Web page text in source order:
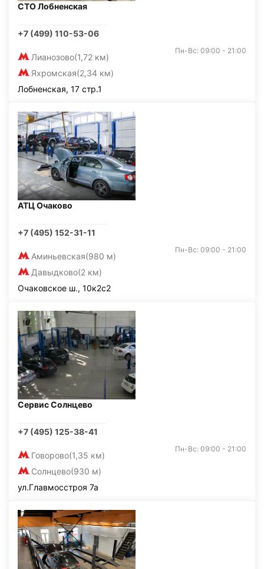
СТО Лобненская
+7 (499) 110-53-06
Лианозово(1,72 км)
Яхромская(2,34 км)
Пн-Вс: 09:00 - 21:00
Лобненская, 17 стр.1
АТЦ Очаково
+7 (495) 152-31-11
Аминьевская(980 м)
Давыдково(2 км)
Пн-Вс: 09:00 - 21:00
Очаковское ш., 10к2с2
Сервис Солнцево
+7 (495) 125-38-41
Говорово(1,35 км)
Солнцево(930 м)
Пн-Вс: 09:00 - 21:00
ул.Главмосстроя 7а